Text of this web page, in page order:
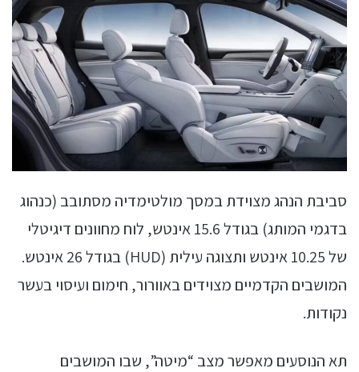
סביבת הנהג מצוידת במסך מולטימדיה מסתובב (כנהוג
בדגמי המותג) בגודל 15.6 אינטש, לוח מחוונים דיגיטלי
של 10.25 אינטש ותצוגה עילית (HUD) בגודל 26 אינטש.
המושבים הקדמיים מצוידים באוורור, חימום ועיסוי בעשר
נקודות.
תא הנוסעים מאפשר מצב “מיטה”, שבו המושבים